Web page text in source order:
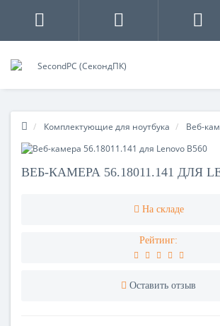
Комплектующие для ноутбука Веб-
ВЕБ-КАМЕРА 56.18011.141 ДЛЯ
На складе
Рейтинг:
Оставить отзыв